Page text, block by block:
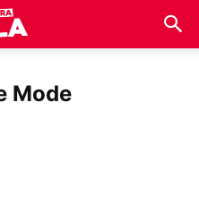
Mode